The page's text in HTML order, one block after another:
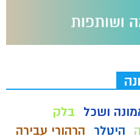
ושכל
בלק
היטלר
הרהורי עבירה